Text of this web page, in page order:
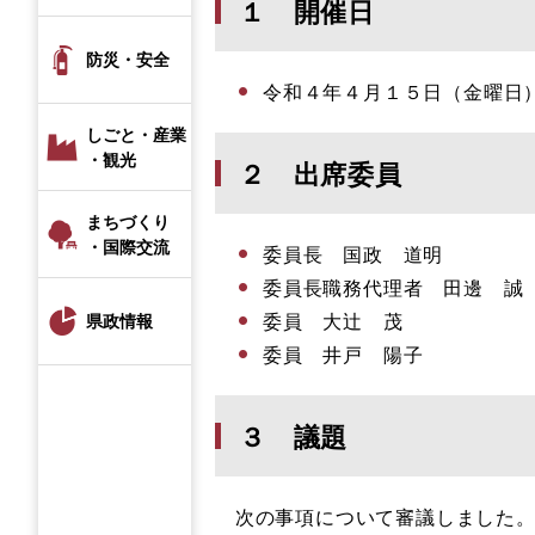
防災・安全
しごと・産業
・観光
まちづくり
・国際交流
県政情報
１ 開催日
令和４年４月１５日（金曜日
２ 出席委員
委員長 国政 道明
委員長職務代理者 田邊 誠
委員 大辻 茂
委員 井戸 陽子
３ 議題
次の事項について審議しました。